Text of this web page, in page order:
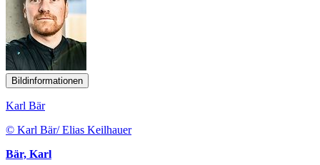
Bildinformationen
Karl Bär
© Karl Bär/ Elias Keilhauer
Bär, Karl